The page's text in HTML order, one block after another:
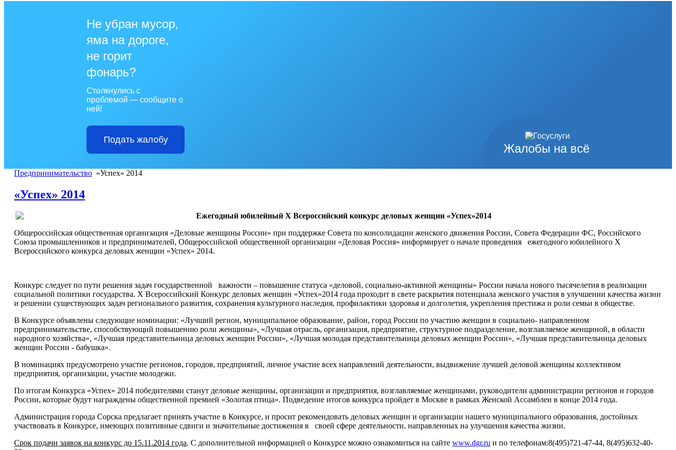
Жалобы на всё
Не убран мусор,
яма на дороге,
не горит
фонарь?
Столкнулись с
проблемой — сообщите о
ней!
Подать жалобу
Предпринимательство «Успех» 2014
«Успех» 2014
Ежегодный юбилейный Х Всероссийский конкурс деловых женщин «Успех»2014
Общероссийская общественная организация «Деловые женщины России» при поддержке Совета по консолидации женского движения России, Совета Федерации ФС, Российского
Союза промышленников и предпринимателей, Общероссийской общественной организации «Деловая Россия» информирует о начале проведения ежегодного юбилейного Х
Всероссийского конкурса деловых женщин «Успех» 2014.
Конкурс следует по пути решения задач государственной важности – повышение статуса «деловой, социально-активной женщины» России начала нового тысячелетия в реализации
социальной политики государства. Х Всероссийский Конкурс деловых женщин «Успех»2014 года проходит в свете раскрытия потенциала женского участия в улучшении качества жизни
и решении существующих задач регионального развития, сохранения культурного наследия, профилактики здоровья и долголетия, укрепления престижа и роли семьи в обществе.
В Конкурсе объявлены следующие номинации: «Лучший регион, муниципальное образование, район, город России по участию женщин в социально- направленном
предпринимательстве, способствующий повышению роли женщины», «Лучшая отрасль, организация, предприятие, структурное подразделение, возглавляемое женщиной, в области
народного хозяйства», «Лучшая представительница деловых женщин России», «Лучшая молодая представительница деловых женщин России», «Лучшая представительница деловых
женщин России - бабушка».
В номинациях предусмотрено участие регионов, городов, предприятий, личное участие всех направлений деятельности, выдвижение лучшей деловой женщины коллективом
предприятия, организации, участие молодежи.
По итогам Конкурса «Успех» 2014 победителями станут деловые женщины, организации и предприятия, возглавляемые женщинами, руководители администрации регионов и городов
России, которые будут награждены общественной премией «Золотая птица». Подведение итогов конкурса пройдет в Москве в рамках Женской Ассамблеи в конце 2014 года.
Администрация города Сорска предлагает принять участие в Конкурсе, и просит рекомендовать деловых женщин и организации нашего муниципального образования, достойных
участвовать в Конкурсе, имеющих позитивные сдвиги и значительные достижения в своей сфере деятельности, направленных на улучшения качества жизни.
Срок подачи заявок на конкурс до 15.11.2014 года. С дополнительной информацией о Конкурсе можно ознакомиться на сайте www.dgr.ru и по телефонам:8(495)721-47-44, 8(495)632-40-